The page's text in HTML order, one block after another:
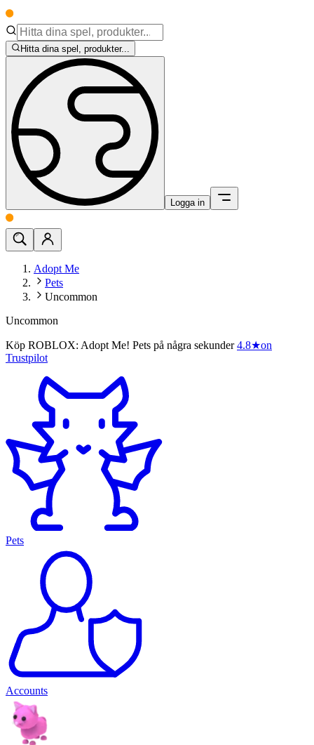
Hitta dina spel, produkter...
Logga in
Adopt Me
Pets
Uncommon
Uncommon
Köp ROBLOX: Adopt Me! Pets på några sekunder 4.8★on
Trustpilot
Pets
Accounts